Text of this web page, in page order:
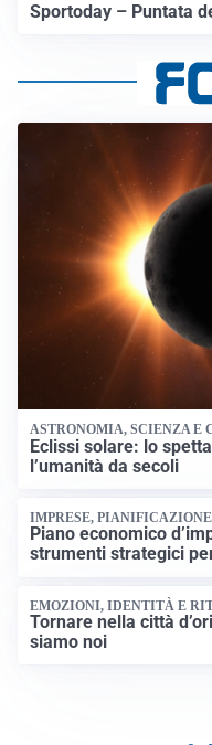
Sportoday – Puntata
ASTRONOMIA, SCIENZA E
Eclissi solare: lo
l’umanità da secoli
IMPRESE,
Piano economico
strumenti strategici
EMOZIONI, IDENTITÀ E
Tornare nella città
siamo noi